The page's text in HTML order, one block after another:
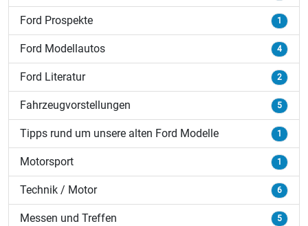
Ford Prospekte 1
Ford Modellautos 4
Ford Literatur 2
Fahrzeugvorstellungen 5
Tipps rund um unsere alten Ford Modelle 1
Motorsport 1
Technik / Motor 6
Messen und Treffen 5